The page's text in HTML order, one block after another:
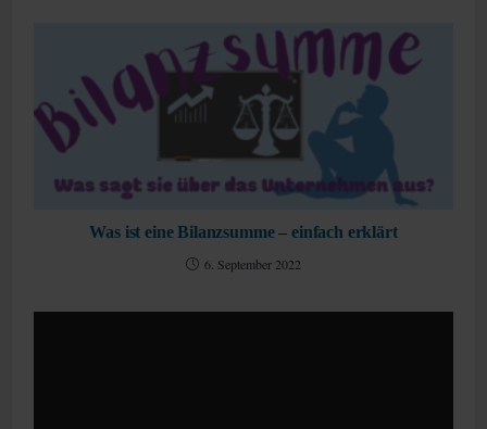
Was ist eine Bilanzsumme – einfach erklärt
6. September 2022